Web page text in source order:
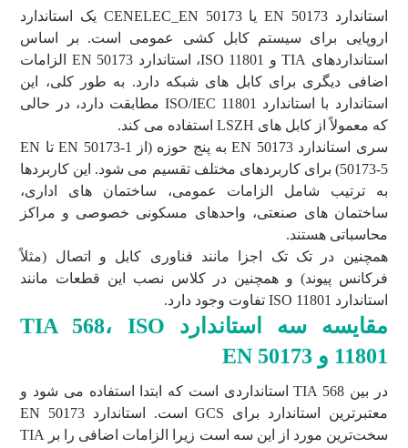
استاندارد EN 50173 یا CENELEC_EN 50173 یک استاندارد
اروپایی برای سیستم کابل کشی عمومی است. بر اساس
استانداردهای TIA و ISO 11801، استاندارد EN 50173 الزامات
اضافی دیگری برای کابل های شبکه دارد. به طور کلی، این
استاندارد با استاندارد ISO/IEC 11801 مطابقت دارد، در حالی
که معمولاً از کابل های LSZH استفاده می کند.
سری استاندارد EN 50173 به پنج حوزه (از EN 50173-1 تا EN
50173-5) برای کاربردهای مختلف تقسیم می شود. این کاربردها
به ترتیب شامل الزامات عمومی، ساختمان های اداری،
ساختمان های صنعتی، واحدهای مسکونی خصوصی و مراکز
محاسباتی هستند.
همچنین در تک تک اجزا مانند فناوری کابل و اتصال (مثلاً
فرکانس پیوند) و همچنین در کلاس نصب این قطعات مانند
استاندارد ISO 11801 تفاوت وجود دارد.
مقایسه سه استاندارد TIA 568، ISO
11801 وEN 50173
در بین TIA 568 استانداردی است که ابتدا استفاده می شود و
معتبرترین استاندارد برای GCS است. استاندارد EN 50173
سخت‌ترین مورد از این سه است زیرا الزامات اضافی را بر TIA